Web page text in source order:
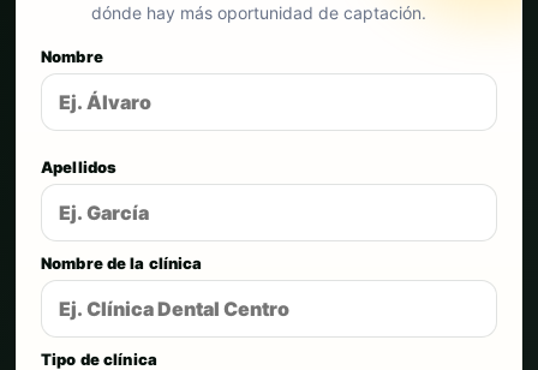
dónde hay más oportunidad de captación.
Nombre
Apellidos
Nombre de la clínica
Tipo de clínica